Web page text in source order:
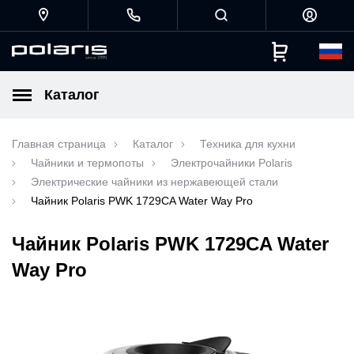
Каталог
Главная страница Каталог
Техника для кухни
Чайники и термопоты
Электрочайники Polaris
Электрические чайники из нержавеющей стали
Чайник Polaris PWK 1729CA Water Way Pro
Чайник Polaris PWK 1729CA Water
Way Pro